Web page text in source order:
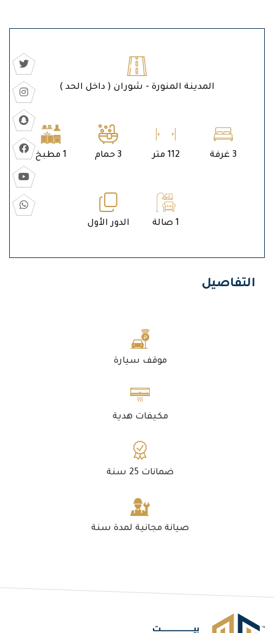
المدينة المنورة - شوران ( داخل الحد )
3 غرفة 112 متر 3 حمام 1 مطبخ
1 صالة الدور الأول
التفاصيل
موقف سيارة
مكيفات هدية
ضمانات 25 سنة
صيانة مجانية لمدة سنة